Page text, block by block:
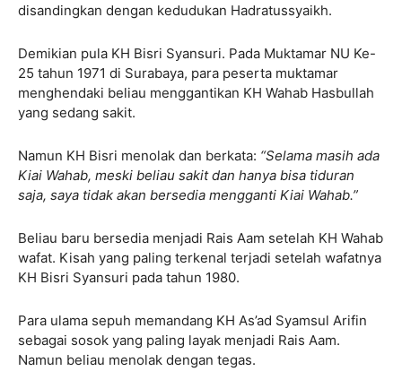
disandingkan dengan kedudukan Hadratussyaikh.
Demikian pula KH Bisri Syansuri. Pada Muktamar NU Ke-
25 tahun 1971 di Surabaya, para peserta muktamar
menghendaki beliau menggantikan KH Wahab Hasbullah
yang sedang sakit.
Namun KH Bisri menolak dan berkata: “Selama masih ada
Kiai Wahab, meski beliau sakit dan hanya bisa tiduran
saja, saya tidak akan bersedia mengganti Kiai Wahab.”
Beliau baru bersedia menjadi Rais Aam setelah KH Wahab
wafat. Kisah yang paling terkenal terjadi setelah wafatnya
KH Bisri Syansuri pada tahun 1980.
Para ulama sepuh memandang KH As’ad Syamsul Arifin
sebagai sosok yang paling layak menjadi Rais Aam.
Namun beliau menolak dengan tegas.